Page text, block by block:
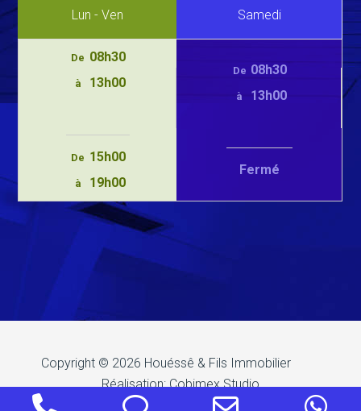
Lun - Ven Samedi
De 08h30
à 13h00
De 15h00
à 19h00
De 08h30
à 13h00
Fermé
Copyright © 2026 Houéssê & Fils Immobilier
Réalisation:Cobimex Studio